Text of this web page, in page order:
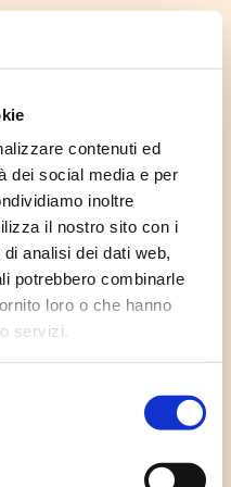
contenuti ed
dei social media e per
inoltre
il nostro sito con i
analisi dei dati web,
potrebbero combinarle
loro o che hanno
servizi.